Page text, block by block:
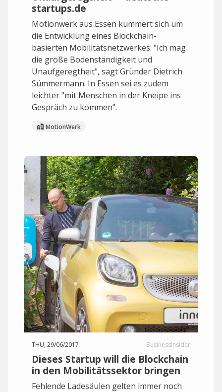
startups.de
Motionwerk aus Essen kümmert sich um
die Entwicklung eines Blockchain-
basierten Mobilitätsnetzwerkes. "Ich mag
die große Bodenständigkeit und
Unaufgeregtheit", sagt Gründer Dietrich
Sümmermann. In Essen sei es zudem
leichter "mit Menschen in der Kneipe ins
Gespräch zu kommen".
MotionWerk
THU, 29/06/2017 BusinessInsider
Dieses Startup will die Blockchain
in den Mobilitätssektor bringen
Fehlende Ladesäulen gelten immer noch